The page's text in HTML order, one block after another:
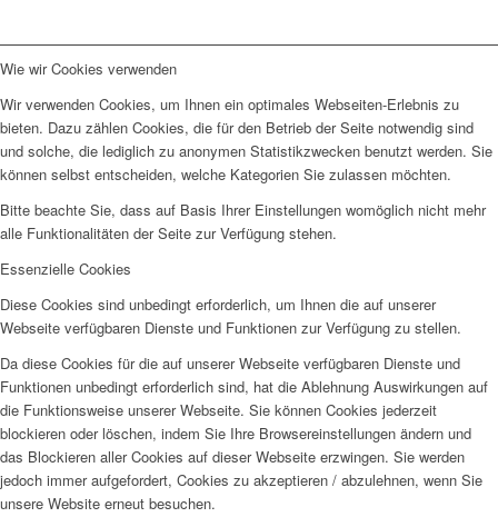
Wie wir Cookies verwenden
Wir verwenden Cookies, um Ihnen ein optimales Webseiten-Erlebnis zu
bieten. Dazu zählen Cookies, die für den Betrieb der Seite notwendig sind
und solche, die lediglich zu anonymen Statistikzwecken benutzt werden. Sie
können selbst entscheiden, welche Kategorien Sie zulassen möchten.
Bitte beachte Sie, dass auf Basis Ihrer Einstellungen womöglich nicht mehr
alle Funktionalitäten der Seite zur Verfügung stehen.
Essenzielle Cookies
Diese Cookies sind unbedingt erforderlich, um Ihnen die auf unserer
Webseite verfügbaren Dienste und Funktionen zur Verfügung zu stellen.
Da diese Cookies für die auf unserer Webseite verfügbaren Dienste und
Funktionen unbedingt erforderlich sind, hat die Ablehnung Auswirkungen auf
die Funktionsweise unserer Webseite. Sie können Cookies jederzeit
blockieren oder löschen, indem Sie Ihre Browsereinstellungen ändern und
das Blockieren aller Cookies auf dieser Webseite erzwingen. Sie werden
jedoch immer aufgefordert, Cookies zu akzeptieren / abzulehnen, wenn Sie
unsere Website erneut besuchen.